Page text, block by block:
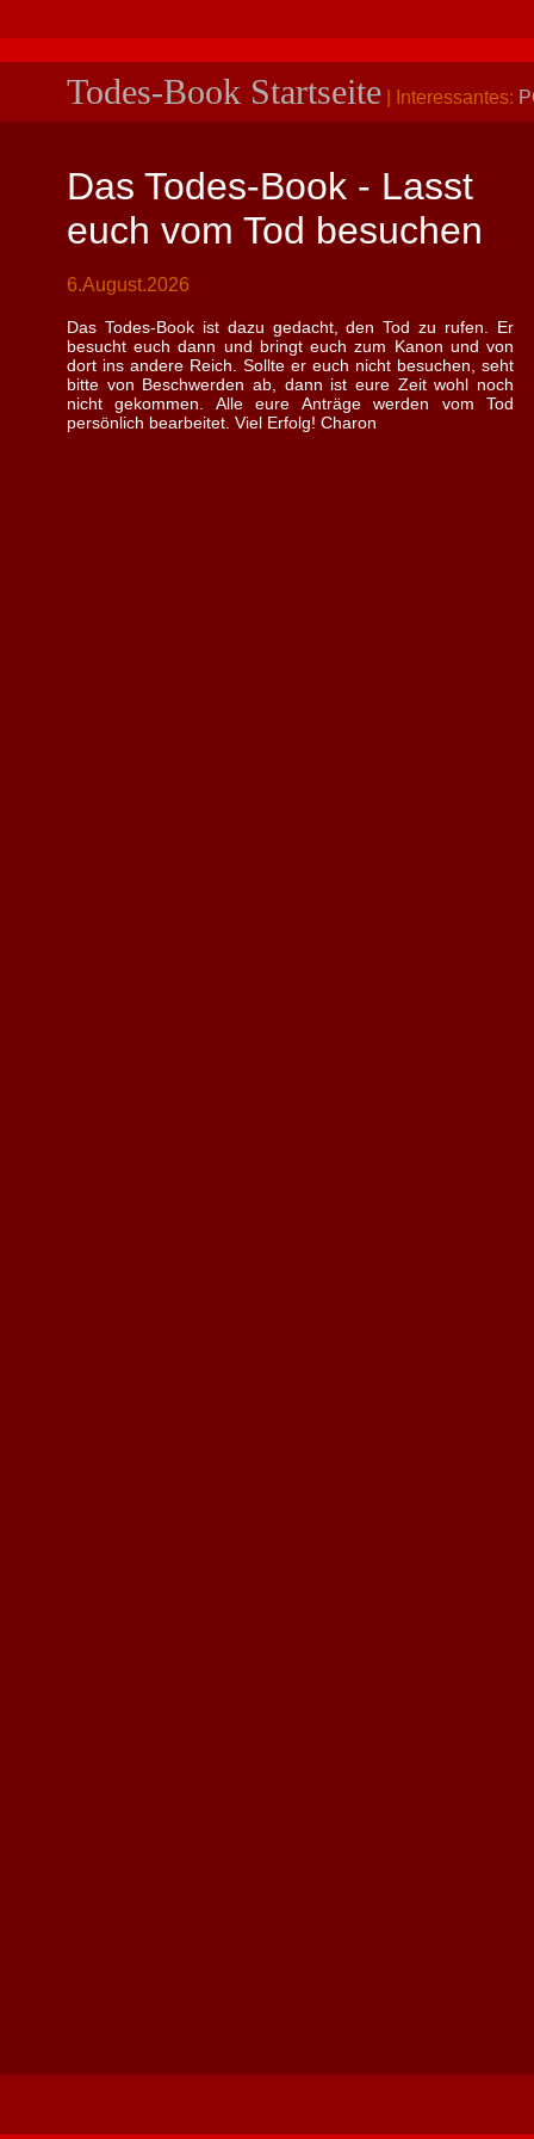
Todes-Book Startseite | Interessantes:
Das Todes-Book - Lasst
euch vom Tod besuchen
6.August.2026
Das Todes-Book ist dazu gedacht, den Tod zu rufen. Er
besucht euch dann und bringt euch zum Kanon und von
dort ins andere Reich. Sollte er euch nicht besuchen, seht
bitte von Beschwerden ab, dann ist eure Zeit wohl noch
nicht gekommen. Alle eure Anträge werden vom Tod
persönlich bearbeitet. Viel Erfolg! Charon